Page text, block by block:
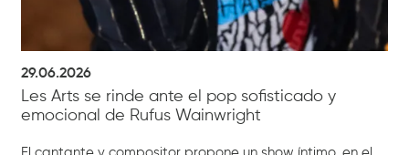
29.06.2026
Les Arts se rinde ante el pop sofisticado y
emocional de Rufus Wainwright